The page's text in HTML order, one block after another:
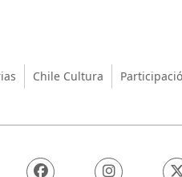
Patrimonio
Chile Cultura